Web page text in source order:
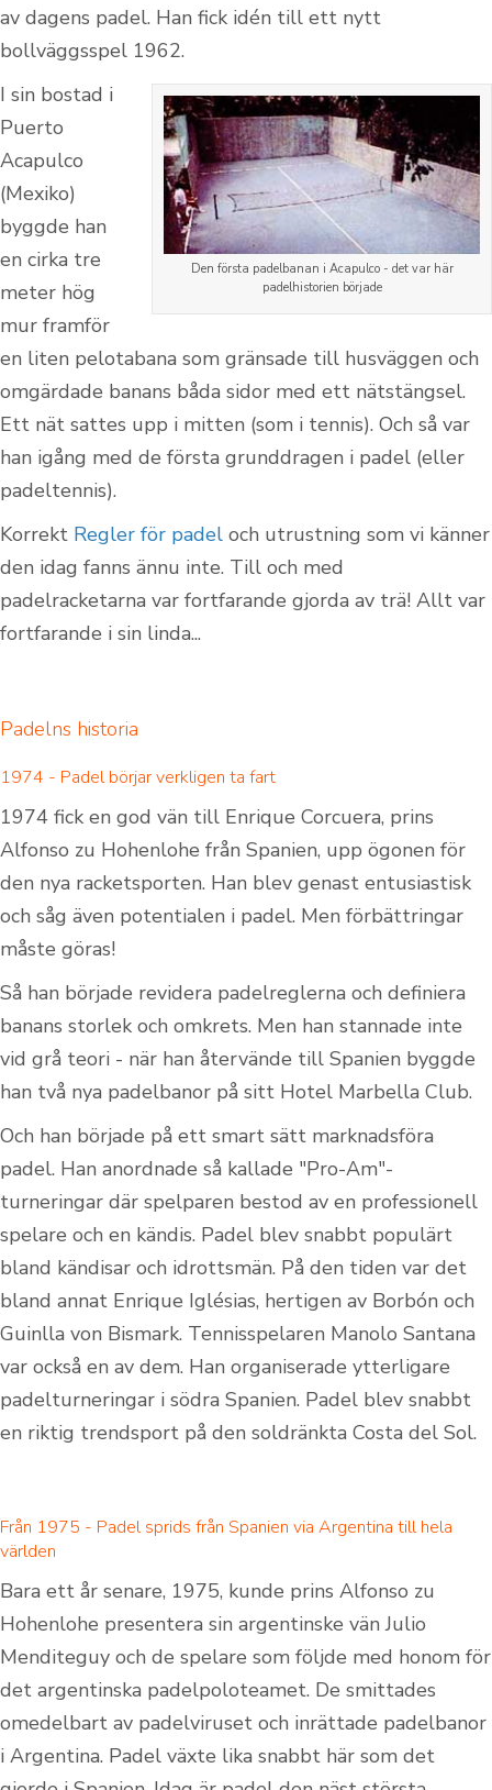
av dagens padel. Han fick idén till ett nytt
bollväggsspel 1962.
Den första padelbanan i Acapulco - det var här
padelhistorien började
I sin bostad i
Puerto
Acapulco
(Mexiko)
byggde han
en cirka tre
meter hög
mur framför
en liten pelotabana som gränsade till husväggen och
omgärdade banans båda sidor med ett nätstängsel.
Ett nät sattes upp i mitten (som i tennis). Och så var
han igång med de första grunddragen i padel (eller
padeltennis).
Korrekt Regler för padel och utrustning som vi känner
den idag fanns ännu inte. Till och med
padelracketarna var fortfarande gjorda av trä! Allt var
fortfarande i sin linda...
Padelns historia
1974 - Padel börjar verkligen ta fart
1974 fick en god vän till Enrique Corcuera, prins
Alfonso zu Hohenlohe från Spanien, upp ögonen för
den nya racketsporten. Han blev genast entusiastisk
och såg även potentialen i padel. Men förbättringar
måste göras!
Så han började revidera padelreglerna och definiera
banans storlek och omkrets. Men han stannade inte
vid grå teori - när han återvände till Spanien byggde
han två nya padelbanor på sitt Hotel Marbella Club.
Och han började på ett smart sätt marknadsföra
padel. Han anordnade så kallade "Pro-Am"-
turneringar där spelparen bestod av en professionell
spelare och en kändis. Padel blev snabbt populärt
bland kändisar och idrottsmän. På den tiden var det
bland annat Enrique Iglésias, hertigen av Borbón och
Guinlla von Bismark. Tennisspelaren Manolo Santana
var också en av dem. Han organiserade ytterligare
padelturneringar i södra Spanien. Padel blev snabbt
en riktig trendsport på den soldränkta Costa del Sol.
Från 1975 - Padel sprids från Spanien via Argentina till hela
världen
Bara ett år senare, 1975, kunde prins Alfonso zu
Hohenlohe presentera sin argentinske vän Julio
Menditeguy och de spelare som följde med honom för
det argentinska padelpoloteamet. De smittades
omedelbart av padelviruset och inrättade padelbanor
i Argentina. Padel växte lika snabbt här som det